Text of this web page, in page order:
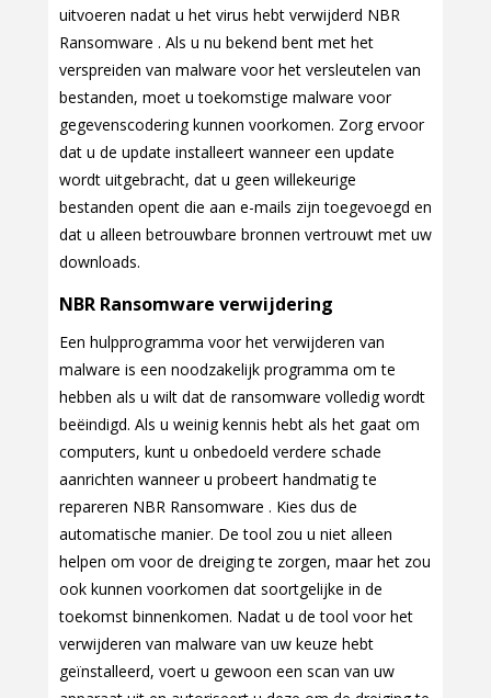
uitvoeren nadat u het virus hebt verwijderd NBR
Ransomware . Als u nu bekend bent met het
verspreiden van malware voor het versleutelen van
bestanden, moet u toekomstige malware voor
gegevenscodering kunnen voorkomen. Zorg ervoor
dat u de update installeert wanneer een update
wordt uitgebracht, dat u geen willekeurige
bestanden opent die aan e-mails zijn toegevoegd en
dat u alleen betrouwbare bronnen vertrouwt met uw
downloads.
NBR Ransomware verwijdering
Een hulpprogramma voor het verwijderen van
malware is een noodzakelijk programma om te
hebben als u wilt dat de ransomware volledig wordt
beëindigd. Als u weinig kennis hebt als het gaat om
computers, kunt u onbedoeld verdere schade
aanrichten wanneer u probeert handmatig te
repareren NBR Ransomware . Kies dus de
automatische manier. De tool zou u niet alleen
helpen om voor de dreiging te zorgen, maar het zou
ook kunnen voorkomen dat soortgelijke in de
toekomst binnenkomen. Nadat u de tool voor het
verwijderen van malware van uw keuze hebt
geïnstalleerd, voert u gewoon een scan van uw